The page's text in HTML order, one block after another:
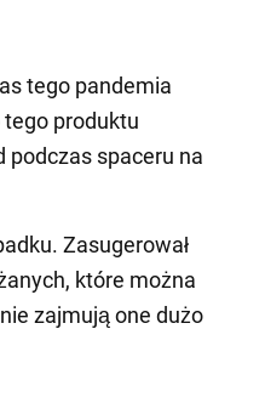
tego pandemia
tego produktu
podczas spaceru na
Zasugerował
które można
zajmują one dużo